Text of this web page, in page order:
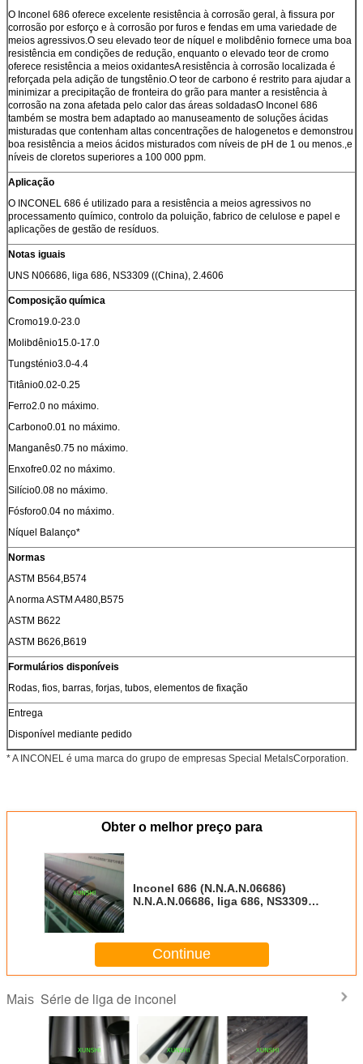
O Inconel 686 oferece excelente resistência à corrosão geral, à fissura por
corrosão por esforço e à corrosão por furos e fendas em uma variedade de
meios agressivos.O seu elevado teor de níquel e molibdênio fornece uma boa
resistência em condições de redução, enquanto o elevado teor de cromo
oferece resistência a meios oxidantesA resistência à corrosão localizada é
reforçada pela adição de tungstênio.O teor de carbono é restrito para ajudar a
minimizar a precipitação de fronteira do grão para manter a resistência à
corrosão na zona afetada pelo calor das áreas soldadasO Inconel 686
também se mostra bem adaptado ao manuseamento de soluções ácidas
misturadas que contenham altas concentrações de halogenetos e demonstrou
boa resistência a meios ácidos misturados com níveis de pH de 1 ou menos.,e
níveis de cloretos superiores a 100 000 ppm.
Aplicação
O INCONEL 686 é utilizado para a resistência a meios agressivos no
processamento químico, controlo da poluição, fabrico de celulose e papel e
aplicações de gestão de resíduos.
Notas iguais
UNS N06686, liga 686, NS3309 ((China), 2.4606
Composição química
Cromo19.0-23.0
Molibdênio15.0-17.0
Tungsténio3.0-4.4
Titânio0.02-0.25
Ferro2.0 no máximo.
Carbono0.01 no máximo.
Manganês0.75 no máximo.
Enxofre0.02 no máximo.
Silício0.08 no máximo.
Fósforo0.04 no máximo.
Níquel Balanço*
Normas
ASTM B564,B574
A norma ASTM A480,B575
ASTM B622
ASTM B626,B619
Formulários disponíveis
Rodas, fios, barras, forjas, tubos, elementos de fixação
Entrega
Disponível mediante pedido
* A INCONEL é uma marca do grupo de empresas Special MetalsCorporation.
Obter o melhor preço para
Inconel 686 (N.N.A.N.06686)
N.N.A.N.06686, liga 686, NS3309,
Continue
Mais Série de liga de inconel